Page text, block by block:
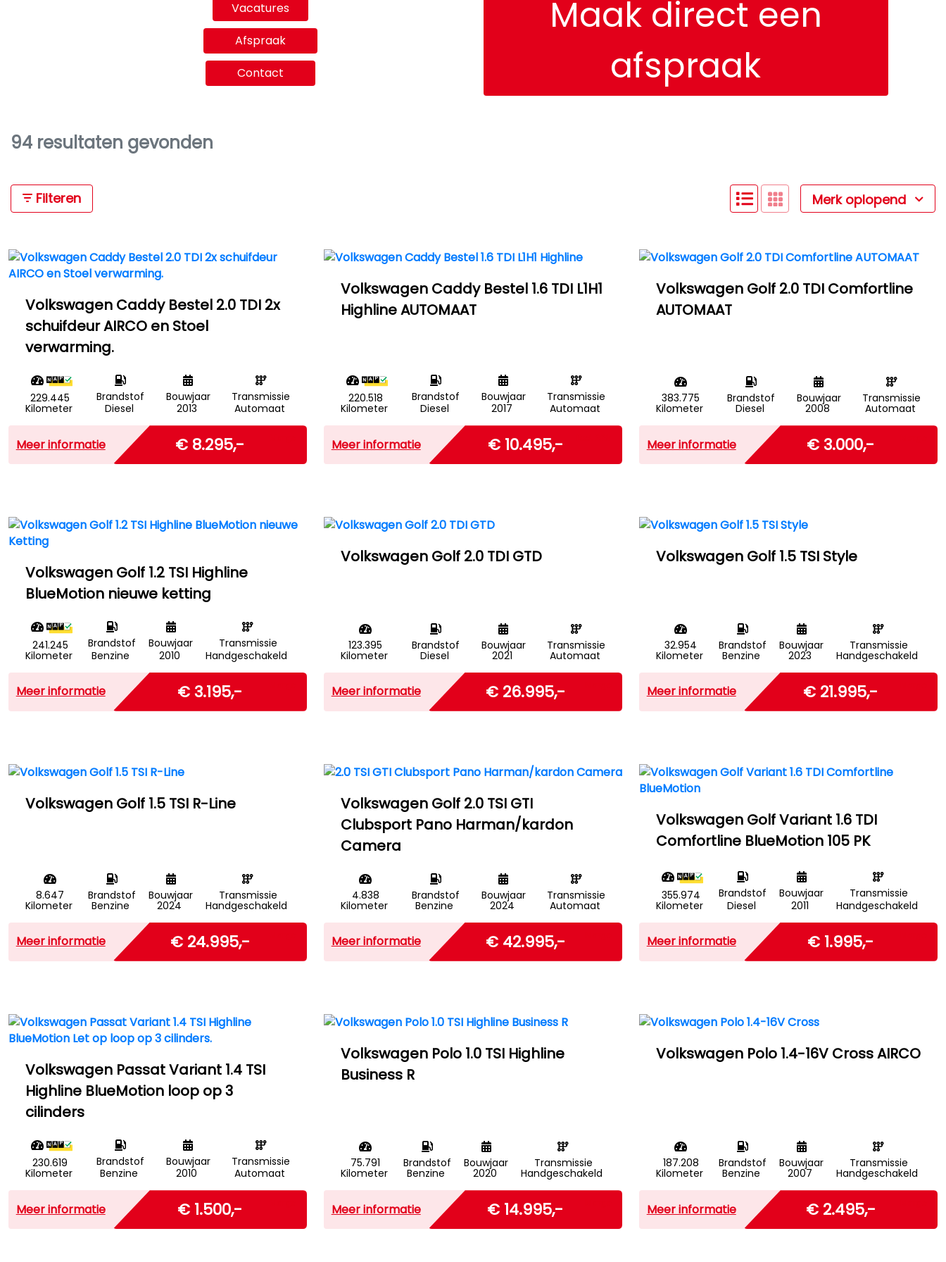
Vacatures
Afspraak
Contact
Maak direct een
afspraak
94 resultaten gevonden
Filteren Merk oplopend
Volkswagen Caddy Bestel 2.0 TDI 2x
schuifdeur AIRCO en Stoel
verwarming.
229.445
Kilometer
Brandstof
Diesel
Bouwjaar
2013
Transmissie
Automaat
Meer informatie € 8.295,-
Volkswagen Caddy Bestel 1.6 TDI L1H1
Highline AUTOMAAT
220.518
Kilometer
Brandstof
Diesel
Bouwjaar
2017
Transmissie
Automaat
Meer informatie € 10.495,-
Volkswagen Golf 2.0 TDI Comfortline
AUTOMAAT
383.775
Kilometer
Brandstof
Diesel
Bouwjaar
2008
Transmissie
Automaat
Meer informatie € 3.000,-
Volkswagen Golf 1.2 TSI Highline
BlueMotion nieuwe ketting
241.245
Kilometer
Brandstof
Benzine
Bouwjaar
2010
Transmissie
Handgeschakeld
Meer informatie € 3.195,-
Volkswagen Golf 2.0 TDI GTD
123.395
Kilometer
Brandstof
Diesel
Bouwjaar
2021
Transmissie
Automaat
Meer informatie € 26.995,-
Volkswagen Golf 1.5 TSI Style
32.954
Kilometer
Brandstof
Benzine
Bouwjaar
2023
Transmissie
Handgeschakeld
Meer informatie € 21.995,-
Volkswagen Golf 1.5 TSI R-Line
8.647
Kilometer
Brandstof
Benzine
Bouwjaar
2024
Transmissie
Handgeschakeld
Meer informatie € 24.995,-
Volkswagen Golf 2.0 TSI GTI
Clubsport Pano Harman/kardon
Camera
4.838
Kilometer
Brandstof
Benzine
Bouwjaar
2024
Transmissie
Automaat
Meer informatie € 42.995,-
Volkswagen Golf Variant 1.6 TDI
Comfortline BlueMotion 105 PK
355.974
Kilometer
Brandstof
Diesel
Bouwjaar
2011
Transmissie
Handgeschakeld
Meer informatie € 1.995,-
Volkswagen Passat Variant 1.4 TSI
Highline BlueMotion loop op 3
cilinders
230.619
Kilometer
Brandstof
Benzine
Bouwjaar
2010
Transmissie
Automaat
Meer informatie € 1.500,-
Volkswagen Polo 1.0 TSI Highline
Business R
75.791
Kilometer
Brandstof
Benzine
Bouwjaar
2020
Transmissie
Handgeschakeld
Meer informatie € 14.995,-
Volkswagen Polo 1.4-16V Cross AIRCO
187.208
Kilometer
Brandstof
Benzine
Bouwjaar
2007
Transmissie
Handgeschakeld
Meer informatie € 2.495,-